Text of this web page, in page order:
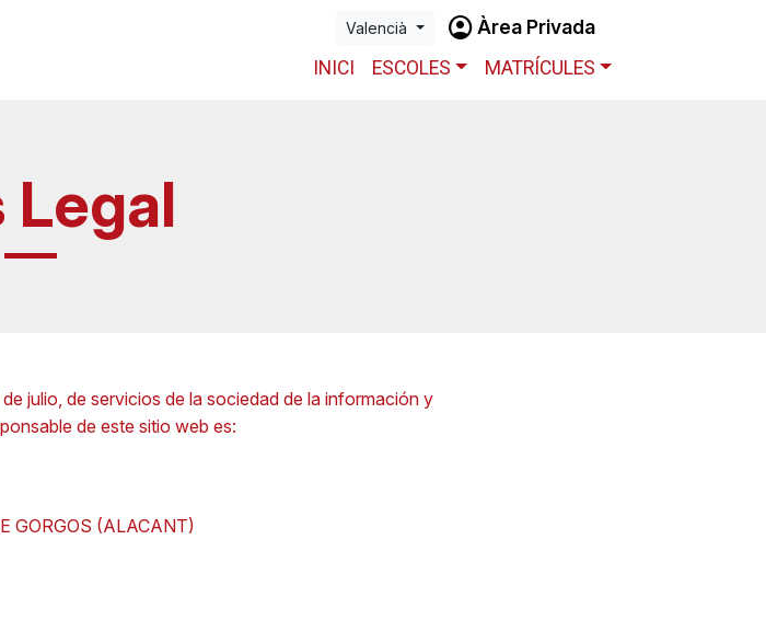
Valencià account_circleÀrea Privada
INICI ESCOLES MATRÍCULES
Legal
julio, de servicios de la sociedad de la información y
de este sitio web es:
GORGOS (ALACANT)